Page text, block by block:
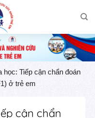
học: Tiếp cận chẩn đoán
ở trẻ em
cận chẩn